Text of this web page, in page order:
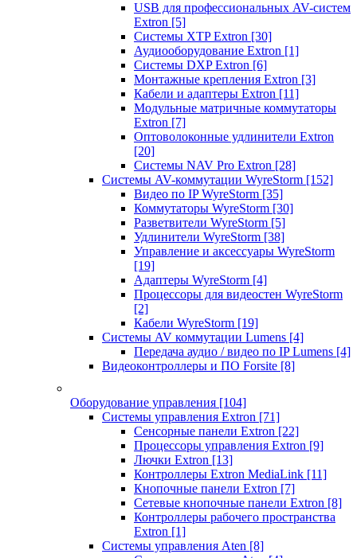
USB для профессиональных AV-систем
Extron [5]
Системы XTP Extron [30]
Аудиооборудование Extron [1]
Системы DXP Extron [6]
Монтажные крепления Extron [3]
Кабели и адаптеры Extron [11]
Модульные матричные коммутаторы
Extron [7]
Оптоволоконные удлинители Extron
[20]
Системы NAV Pro Extron [28]
Системы AV-коммутации WyreStorm [152]
Видео по IP WyreStorm [35]
Коммутаторы WyreStorm [30]
Разветвители WyreStorm [5]
Удлинители WyreStorm [38]
Управление и аксессуары WyreStorm
[19]
Адаптеры WyreStorm [4]
Процессоры для видеостен WyreStorm
[2]
Кабели WyreStorm [19]
Системы AV коммутации Lumens [4]
Передача аудио / видео по IP Lumens [4]
Видеоконтроллеры и ПО Forsite [8]
Оборудование управления [104]
Системы управления Extron [71]
Сенсорные панели Extron [22]
Процессоры управления Extron [9]
Лючки Extron [13]
Контроллеры Extron MediaLink [11]
Кнопочные панели Extron [7]
Сетевые кнопочные панели Extron [8]
Контроллеры рабочего пространства
Extron [1]
Системы управления Aten [8]